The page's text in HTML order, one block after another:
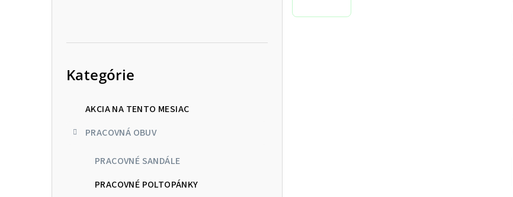
Kategórie
AKCIA NA TENTO MESIAC
PRACOVNÁ OBUV
PRACOVNÉ SANDÁLE
PRACOVNÉ POLTOPÁNKY